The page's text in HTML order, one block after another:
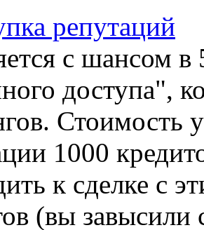
репутаций
с шансом
доступа",
Стоимость
1000
к сделке с
(вы завысили